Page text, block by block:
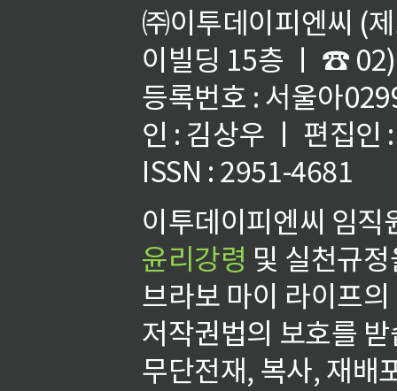
㈜이투데이피엔씨 (
이빌딩 15층 ㅣ ☎
등록번호 : 서울아
인 : 김상우 ㅣ 편집인
ISSN : 2951-4681
이투데이피엔씨 임
윤리강령 및 실천규
브라보 마이 라이프
저작권법의 보호를
무단전재, 복사, 재배